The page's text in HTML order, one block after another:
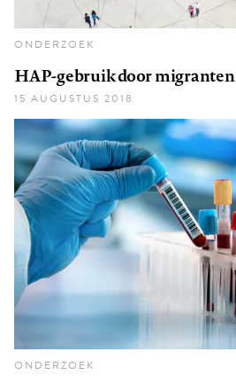
ONDERZOEK
HAP-gebruik door migranten
15 AUGUSTUS 2018
ONDERZOEK